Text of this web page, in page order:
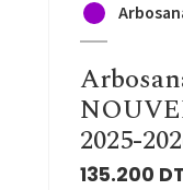
2025-
135.200